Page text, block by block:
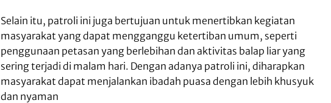
Selain itu, patroli ini juga bertujuan untuk menertibkan kegiatan
masyarakat yang dapat mengganggu ketertiban umum, seperti
penggunaan petasan yang berlebihan dan aktivitas balap liar yang
sering terjadi di malam hari. Dengan adanya patroli ini, diharapkan
masyarakat dapat menjalankan ibadah puasa dengan lebih khusyuk
dan nyaman